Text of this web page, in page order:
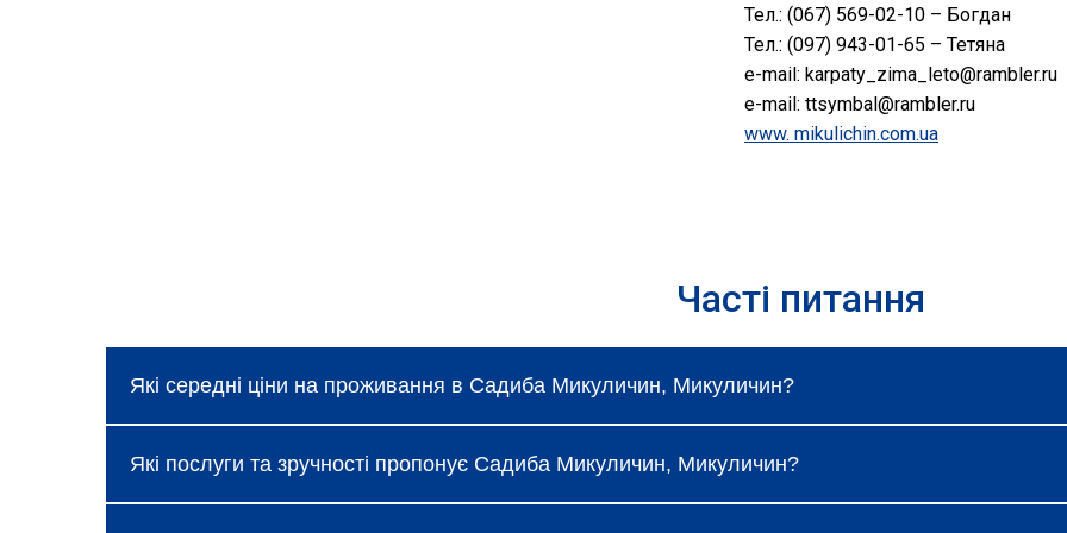
Тел.: (067) 569-02-10 – Богдан
Тел.: (097) 943-01-65 – Тетяна
e-mail: karpaty_zima_leto@rambler.ru
e-mail: ttsymbal@rambler.ru
www. mikulichin.com.ua
Часті питання
Які середні ціни на проживання в Садиба Микуличин, Микуличин?
про які можна дізнатися під час бронювання.
Які послуги та зручності пропонує Садиба Микуличин, Микуличин?